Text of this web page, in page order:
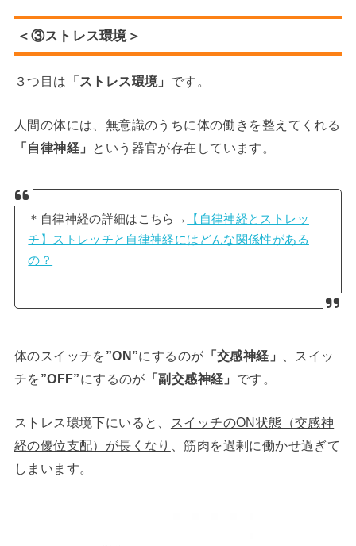
＜③ストレス環境＞
３つ目は 「ストレス環境」 です。
人間の体には、無意識のうちに体の働きを整えてくれる
「自律神経」 という器官が存在しています。
＊自律神経の詳細はこちら→
【自律神経とストレッ
チ】ストレッチと自律神経にはどんな関係性がある
の？
体のスイッチを”ON”にするのが 「交感神経」
、スイッ
チを”OFF”にするのが 「副交感神経」 です。
ストレス環境下にいると、
スイッチのON状態（交感神
経の優位支配）が長くなり
、筋肉を過剰に働かせ過ぎて
しまいます。